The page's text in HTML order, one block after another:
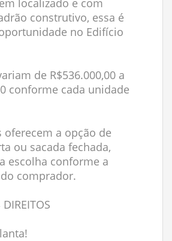
localizado e com
construtivo, essa é
no Edifício
de R$536.000,00 a
conforme cada unidade
oferecem a opção de
ou sacada fechada,
escolha conforme a
comprador.